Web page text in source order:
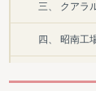
三、 クアラ
四、 昭南工